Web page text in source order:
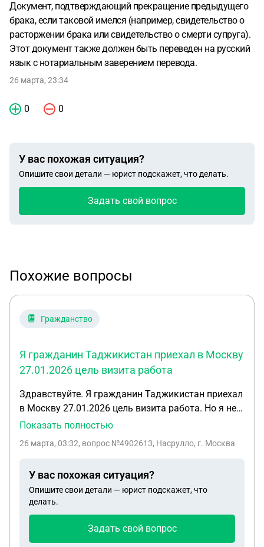
Документ, подтверждающий прекращение предыдущего
брака, если таковой имелся (например, свидетельство о
расторжении брака или свидетельство о смерти супруга).
Этот документ также должен быть переведен на русский
язык с нотариальным заверением перевода.
26 марта, 23:34
0 0
У вас похожая ситуация?
Опишите свои детали — юрист подскажет, что делать.
Задать свой вопрос
Похожие вопросы
Гражданство
Я гражданин Таджикистан приехал в Москву
27.01.2026 цель визита работа
Здравствуйте. Я гражданин Таджикистан приехал
в Москву 27.01.2026 цель визита работа. Но я не
получал патент. По закону через сколько время я
Спасибо!!!
Показать полностью
26 марта, 03:32, вопрос №4902613, Насрулло, г. Москва
У вас похожая ситуация?
Опишите свои детали — юрист подскажет, что
делать.
Задать свой вопрос